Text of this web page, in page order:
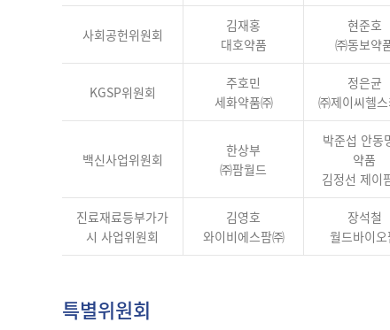
사회공헌위원회
김재홍
대호약품
현준호
㈜동보약
KGSP위원회
주호민
세화약품㈜
정은균
㈜제이씨헬스
백신사업위원회
한상부
㈜팜월드
박준섭 안동
약품
김정선 제이
진료재료등부가가
시 사업위원회
김영호
와이비에스팜㈜
장석철
월드바이
특별위원회